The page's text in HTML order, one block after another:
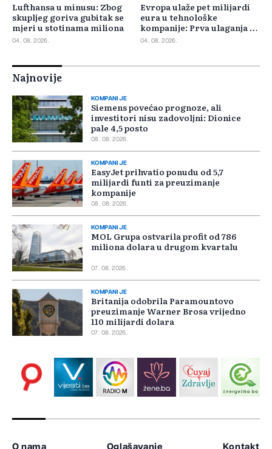
Lufthansa u minusu: Zbog
skupljeg goriva gubitak se
mjeri u stotinama miliona
04. 08. 2026.
Evropa ulaže pet milijardi
eura u tehnološke
kompanije: Prva ulaganja na
jesen
04. 08. 2026.
Najnovije
KOMPANIJE
Siemens povećao prognoze, ali
investitori nisu zadovoljni: Dionice
pale 4,5 posto
08. 08. 2026.
KOMPANIJE
EasyJet prihvatio ponudu od 5,7
milijardi funti za preuzimanje
kompanije
08. 08. 2026.
KOMPANIJE
MOL Grupa ostvarila profit od 786
miliona dolara u drugom kvartalu
07. 08. 2026.
KOMPANIJE
Britanija odobrila Paramountovo
preuzimanje Warner Brosa vrijedno
110 milijardi dolara
07. 08. 2026.
O nama Oglašavanje Kontakt